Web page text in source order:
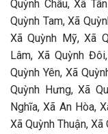
Quỳnh Châu, Xã
Quỳnh Tam, Xã
Xã Quỳnh Mỹ, Xã
Lâm, Xã Quỳnh
Quỳnh Yên, Xã
Quỳnh Hưng, Xã
Nghĩa, Xã An Hòa,
Xã Quỳnh Thuận, Xã